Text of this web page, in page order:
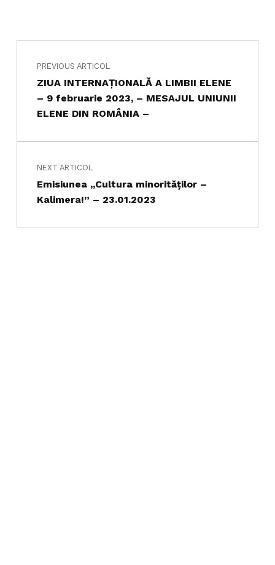
Skip back to main navigation
Navigare în articole
PREVIOUS ARTICOL
ZIUA INTERNAŢIONALĂ A LIMBII ELENE
– 9 februarie 2023, – MESAJUL UNIUNII
ELENE DIN ROMÂNIA –
NEXT ARTICOL
Emisiunea ,,Cultura minorităților –
Kalimera!” – 23.01.2023